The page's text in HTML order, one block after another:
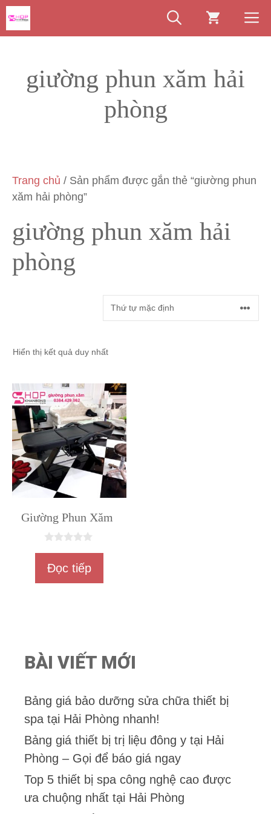
Chuyển
đến
nội
giường phun xăm hải
phòng
Trang chủ / Sản phẩm được gắn thẻ “giường phun
xăm hải phòng”
giường phun xăm hải
phòng
Hiển thị kết quả duy nhất
Giường Phun Xăm
gĐọc tiếp
BÀI VIẾT MỚI
Bảng giá bảo dưỡng sửa chữa thiết bị
spa tại Hải Phòng nhanh!
Bảng giá thiết bị trị liệu đông y tại Hải
Phòng – Gọi để báo giá ngay
Top 5 thiết bị spa công nghệ cao được
ưa chuộng nhất tại Hải Phòng